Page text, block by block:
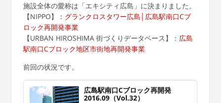
施設全体の愛称は「エキシティ広島」に決まりました。
【NIPPO】： グランクロスタワー広島│広島駅南口Cブ
ロック再開発事業
【URBAN HIROSHIMA 街づくりデータベース】： 広島
駅南口Cブロック地区市街地再開発事業
前回の状況です。
広島駅南口Cブロック再開発
2016.09（Vol.32）